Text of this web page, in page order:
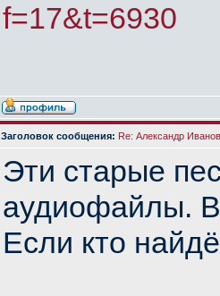
f=17&t=6930
Заголовок сообщения: Re: Александр
Эти старые
аудиофайлы.
Если кто